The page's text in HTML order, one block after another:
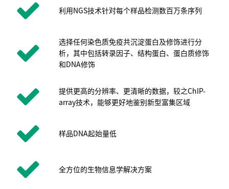
利用NGS技术针对每个样品检测数百万条序列
选择任何染色质免疫共沉淀蛋白及修饰进行分
析，其中包括转录因子、结构蛋白、蛋白质修饰
和DNA修饰
提供更高的分辨率、更清晰的数据，较之ChIP-
array技术，能够更好地鉴别新型富集区域
样品DNA起始量低
全方位的生物信息学解决方案